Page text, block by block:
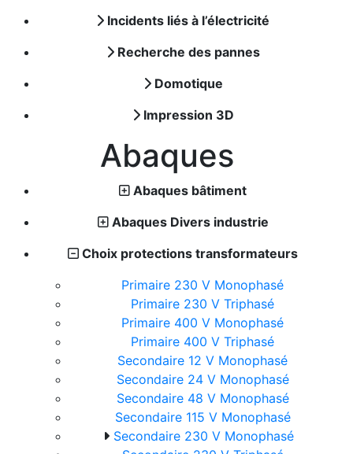
Incidents liés à l’électricité
Recherche des pannes
Domotique
Impression 3D
Abaques
Abaques bâtiment
Abaques Divers industrie
Choix protections transformateurs
Primaire 230 V Monophasé
Primaire 230 V Triphasé
Primaire 400 V Monophasé
Primaire 400 V Triphasé
Secondaire 12 V Monophasé
Secondaire 24 V Monophasé
Secondaire 48 V Monophasé
Secondaire 115 V Monophasé
Secondaire 230 V Monophasé